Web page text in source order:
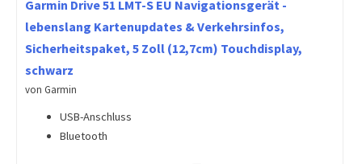
Garmin Drive 51 LMT-S EU Navigationsgerät -
lebenslang Kartenupdates & Verkehrsinfos,
Sicherheitspaket, 5 Zoll (12,7cm) Touchdisplay,
schwarz
von Garmin
USB-Anschluss
Bluetooth